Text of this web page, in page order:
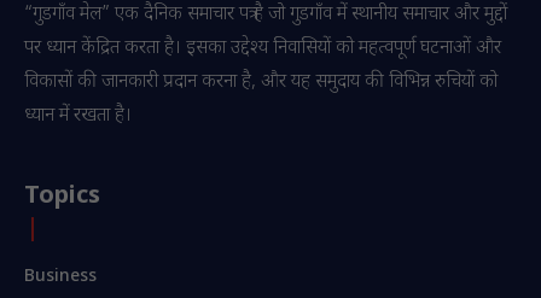
“गुडगाँव मेल” एक दैनिक समाचार पत्र है जो गुडगाँव में स्थानीय समाचार और मुद्दों
पर ध्यान केंद्रित करता है। इसका उद्देश्य निवासियों को महत्वपूर्ण घटनाओं और
विकासों की जानकारी प्रदान करना है, और यह समुदाय की विभिन्न रुचियों को
ध्यान में रखता है।
Topics
Business